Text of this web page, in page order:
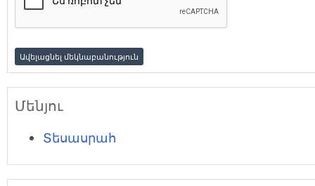
Մենյու
Տեսասրահ